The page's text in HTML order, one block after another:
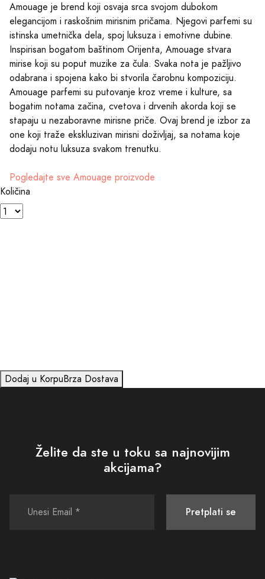
Amouage je brend koji osvaja srca svojom dubokom
elegancijom i raskošnim mirisnim pričama. Njegovi parfemi su
istinska umetnička dela, spoj luksuza i emotivne dubine.
Inspirisan bogatom baštinom Orijenta, Amouage stvara
mirise koji su poput muzike za čula. Svaka nota je pažljivo
odabrana i spojena kako bi stvorila čarobnu kompoziciju.
Amouage parfemi su putovanje kroz vreme i kulture, sa
bogatim notama začina, cvetova i drvenih akorda koji se
stapaju u nezaboravne mirisne priče. Ovaj brend je izbor za
one koji traže ekskluzivan mirisni doživljaj, sa notama koje
dodaju notu luksuza svakom trenutku.
Pogledajte sve Amouage proizvode
Količina
Dodaj u KorpuBrza Dostava
Želite da ste u toku sa najnovijim
akcijama?
Pretplati se